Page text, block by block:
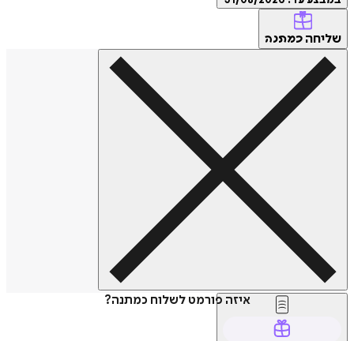
שליחה כמתנה
איזה פורמט לשלוח כמתנה?